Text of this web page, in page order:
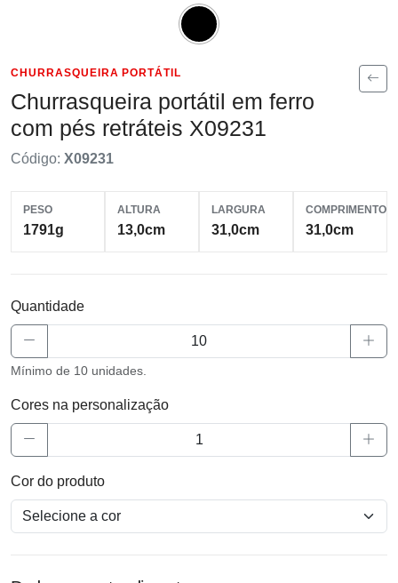
CHURRASQUEIRA PORTÁTIL
Churrasqueira portátil em ferro
com pés retráteis X09231
Código: X09231
PESO
1791g
ALTURA
13,0cm
LARGURA
31,0cm
COMPRIMENTO
31,0cm
Quantidade
Mínimo de 10 unidades.
Cores na personalização
Cor do produto